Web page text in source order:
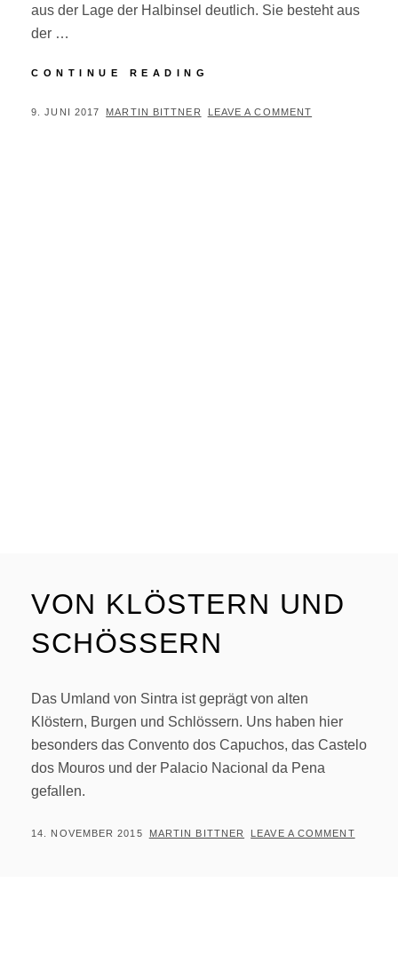
aus der Lage der Halbinsel deutlich. Sie besteht aus
der …
CONTINUE READING
POSTED
9. JUNI 2017 BY
MARTIN BITTNER LEAVE A COMMENT
VON KLÖSTERN UND
SCHÖSSERN
Das Umland von Sintra ist geprägt von alten
Klöstern, Burgen und Schlössern. Uns haben hier
besonders das Convento dos Capuchos, das Castelo
dos Mouros und der Palacio Nacional da Pena
gefallen.
POSTED
14. NOVEMBER 2015 BY
MARTIN BITTNER LEAVE A COMMENT